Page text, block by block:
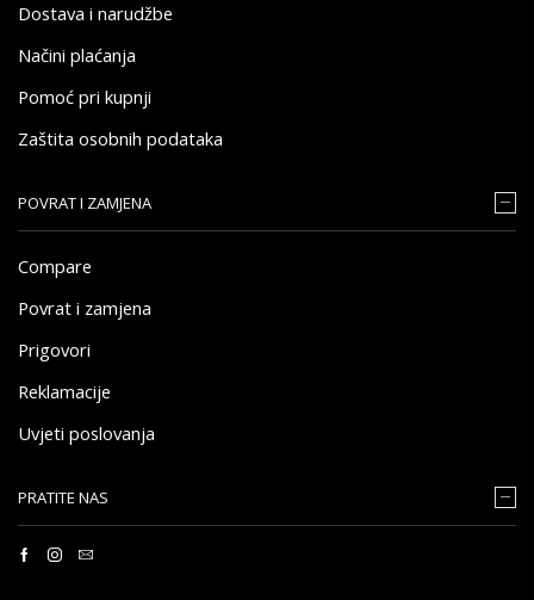
Dostava i narudžbe
Načini plaćanja
Pomoć pri kupnji
Zaštita osobnih podataka
POVRAT I ZAMJENA
Compare
Povrat i zamjena
Prigovori
Reklamacije
Uvjeti poslovanja
PRATITE NAS